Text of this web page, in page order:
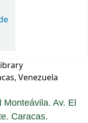
Venezuela
Av. El
Caracas.